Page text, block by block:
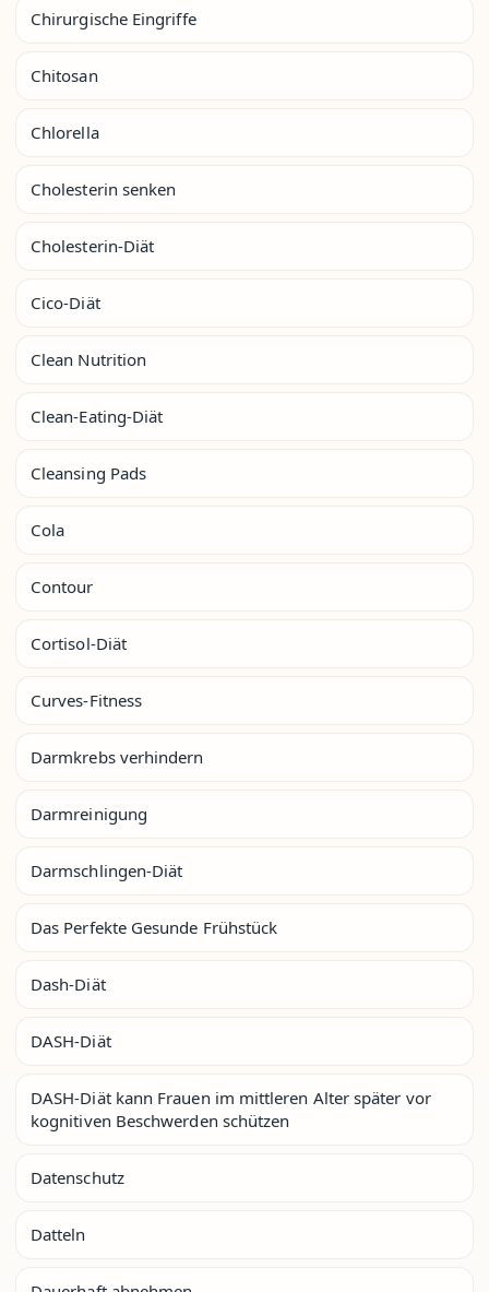
Chirurgische Eingriffe
Chitosan
Chlorella
Cholesterin senken
Cholesterin-Diät
Cico-Diät
Clean Nutrition
Clean-Eating-Diät
Cleansing Pads
Cola
Contour
Cortisol-Diät
Curves-Fitness
Darmkrebs verhindern
Darmreinigung
Darmschlingen-Diät
Das Perfekte Gesunde Frühstück
Dash-Diät
DASH-Diät
DASH-Diät kann Frauen im mittleren Alter später vor
kognitiven Beschwerden schützen
Datenschutz
Datteln